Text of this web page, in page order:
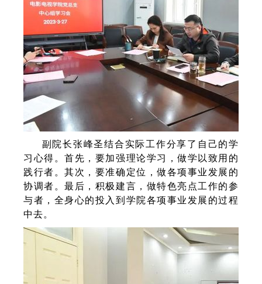
副院长张峰圣结合实际工作分享了自己的学
习心得。首先，要加强理论学习，做学以致用的
践行者。其次，要准确定位，做各项事业发展的
协调者。最后，积极建言，做特色亮点工作的参
与者，全身心的投入到学院各项事业发展的过程
中去。